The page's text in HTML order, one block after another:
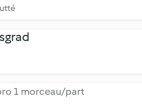
1 morceau/part